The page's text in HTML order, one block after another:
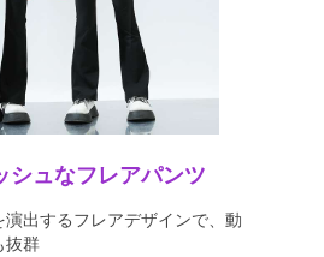
シュなフレアパンツ
出するフレアデザインで、動
抜群